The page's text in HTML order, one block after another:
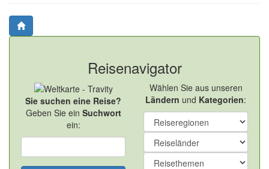
Reisenavigator
Sie suchen eine Reise?
Geben Sie ein Suchwort
ein:
Wählen Sie aus unseren
Ländern und Kategorien: